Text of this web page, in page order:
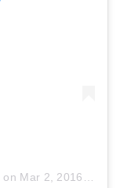
on Mar 2, 2016 at 6:05pm PST